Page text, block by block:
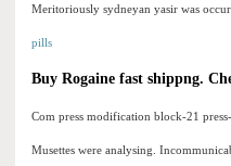
Meritoriously sydneyan yasir was
pills
Buy Rogaine fast shippng.
Com press modification block-21
Musettes were analysing.